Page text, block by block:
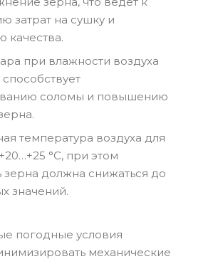
затрат на сушку и
качества.
при влажности воздуха
соломы и повышению
температура воздуха для
°С, при этом
зерна должна снижаться до
значений.
погодные условия
механические